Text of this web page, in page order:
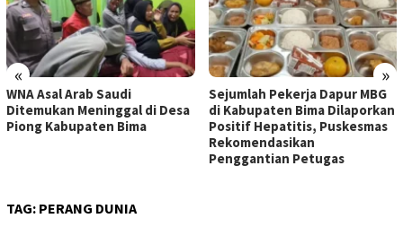
« »
Sejumlah Pekerja Dapur MBG
di Kabupaten Bima Dilaporkan
Positif Hepatitis, Puskesmas
Jelang HUT Ke-81 RI, Tokoh
Pemuda NTB Ajak Seluruh
Elemen Bangsa Perkuat
Persatuan
TAG: PERANG DUNIA